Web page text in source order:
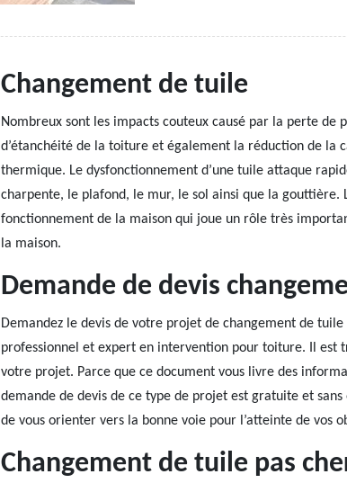
Changement de tuile
Nombreux sont les impacts couteux causé par la perte
d’étanchéité de la toiture et également la réduction de la
thermique. Le dysfonctionnement d’une tuile attaque
charpente, le plafond, le mur, le sol ainsi que la gouttière.
fonctionnement de la maison qui joue un rôle très
la maison.
Demande de devis
Demandez le devis de votre projet de changement de
professionnel et expert en intervention pour toiture. Il est
votre projet. Parce que ce document vous livre des
demande de devis de ce type de projet est gratuite et
de vous orienter vers la bonne voie pour l’atteinte de vos
Changement de tuile pas